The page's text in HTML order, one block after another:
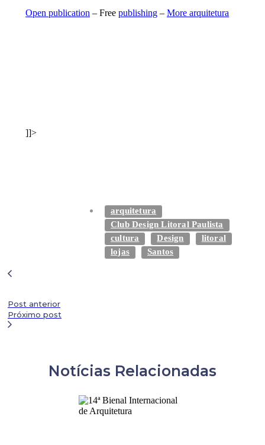
Open publication – Free publishing – More arquitetura
]]>
arquitetura
Club Design Litoral Paulista
cultura
Design
litoral
lojas
Santos
Post anterior
Próximo post
Notícias Relacionadas